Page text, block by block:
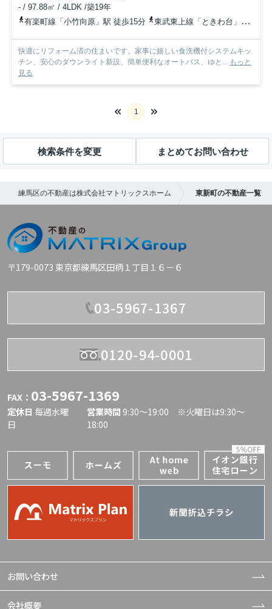
- / 97.88㎡ / 4LDK /築19年
有楽町線「小竹向原」駅 徒歩15分
東武東上線「ときわ台」駅 徒歩19分
快適にリフォーム済の住まいです。家事に嬉しい食洗機付システムキッ
チン、安心のダウンライト新設、簡単便利なオートバス、ゆと... もっと
見る
1
検索条件を変更 まとめてお問い合わせ
練馬区の不動産は株式会社マトリックスホーム 東新町の不動産一覧
〒179-0073 東京都練馬区田柄１丁目１６－６
03-5967-1367
0120-94-0001
FAX： 03-5967-1369
定休日 毎週水曜
日
営業時間 9:30〜19:00 ※火曜日は9:30～
18:00
お問い合わせ
会社概要